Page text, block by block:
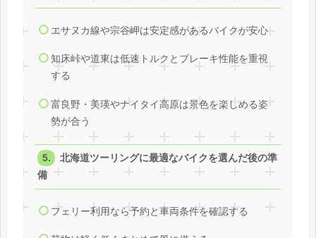
エサヌカ線や宗谷岬は安定感があるバイクが安心
知床峠や道東は低速トルクとブレーキ性能を重視
する
富良野・美瑛やナイタイ高原は景色を楽しめる姿
勢が合う
北海道ツーリングに最適なバイクを選んだ後の準
備
フェリー利用なら予約と車両条件を確認する